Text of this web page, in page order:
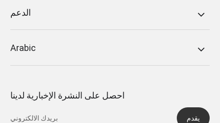
الدعم
Arabic
احصل على النشرة الإخبارية لدينا
يقدم